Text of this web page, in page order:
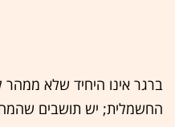
ברגר אינו היחיד שלא ממהר
החשמלית; יש תושבים